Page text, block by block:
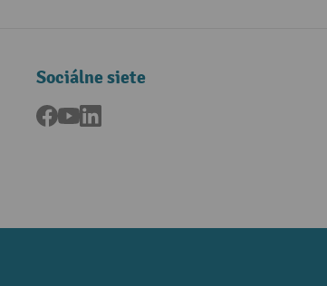
Sociálne siete
Facebook
YouTube